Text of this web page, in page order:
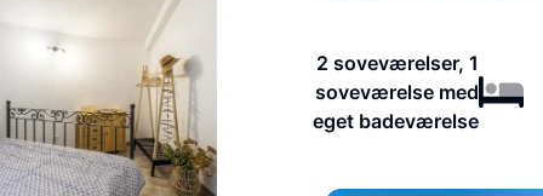
2 soveværelser, 1
soveværelse med
eget badeværelse